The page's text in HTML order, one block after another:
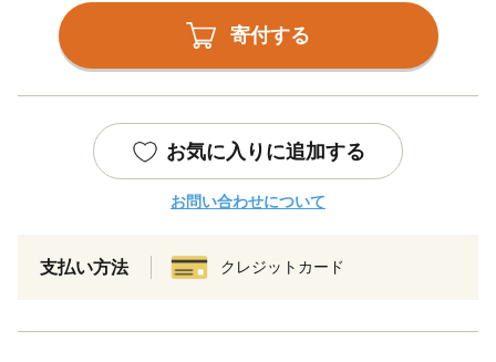
寄付する
お気に入りに追加する
お問い合わせについて
支払い方法 クレジットカード